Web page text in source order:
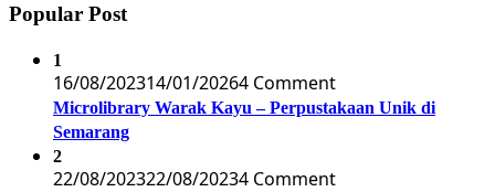
Popular Post
1
16/08/202314/01/20264 Comment
Microlibrary Warak Kayu – Perpustakaan Unik di
Semarang
2
22/08/202322/08/20234 Comment